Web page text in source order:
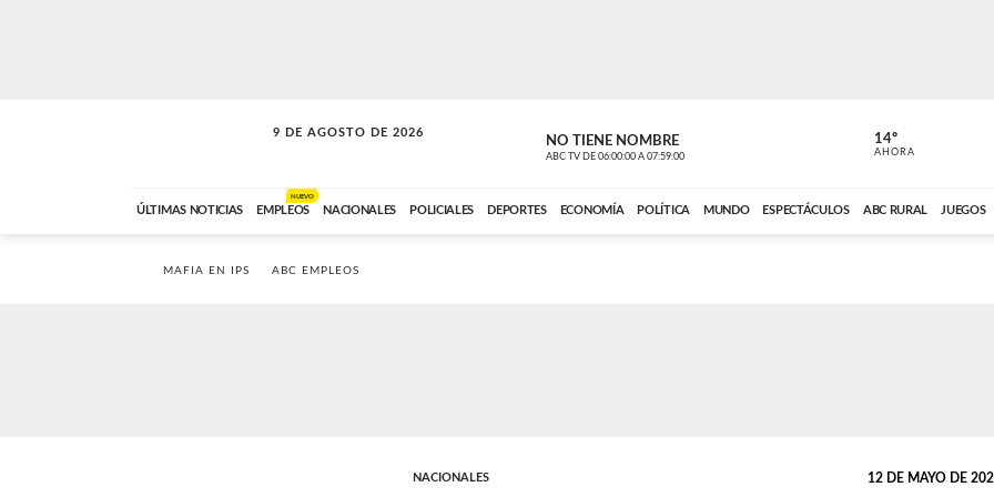
9 DE AGOSTO DE 2026
SOLO MÚSICA NO TIENE NOMBRE
ABC TV DE 06:00:00 A 07:59:00 ABC CARDINAL
14º
AHORA
ÚLTIMAS NOTICIAS EMPLEOS
NUEVO
NACIONALES POLICIALES DEPORTES ECONOMÍA POLÍTICA MUNDO ESPECTÁCULOS ABC RURAL JUEGOS
MAFIA EN IPS ABC EMPLEOS
NACIONALES 12 DE MAYO DE